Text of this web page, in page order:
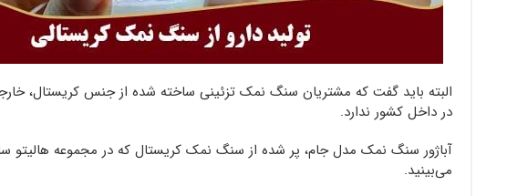
البته باید گفت که مشتریان سنگ نمک تزئینی ساخته شده از جنس کریستال،
در داخل کشور ندارد.
آباژور سنگ نمک مدل جام، پر شده از سنگ نمک کریستال که در مجموعه هالیتو
می‌بینید.